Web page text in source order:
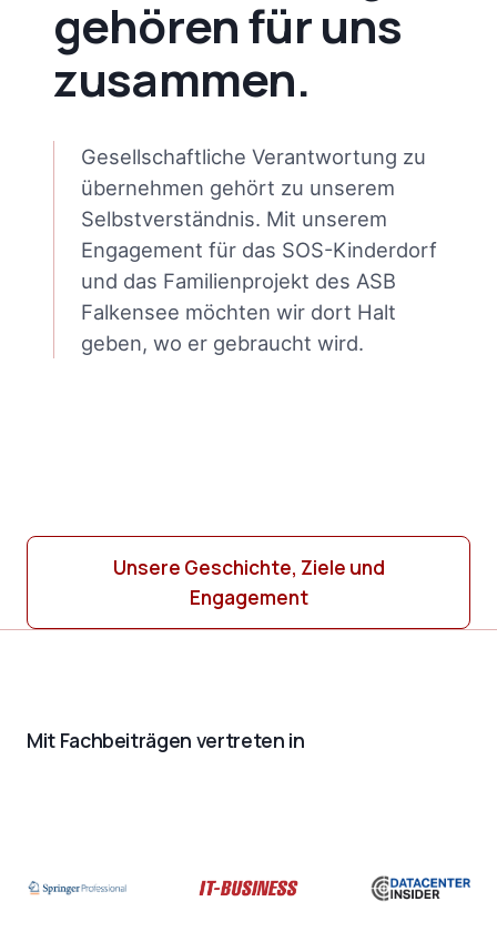
gehören für uns
zusammen.
Gesellschaftliche Verantwortung zu
übernehmen gehört zu unserem
Selbstverständnis. Mit unserem
Engagement für das SOS-Kinderdorf
und das Familienprojekt des ASB
Falkensee möchten wir dort Halt
geben, wo er gebraucht wird.
Unsere Geschichte, Ziele und
Engagement
Mit Fachbeiträgen vertreten in